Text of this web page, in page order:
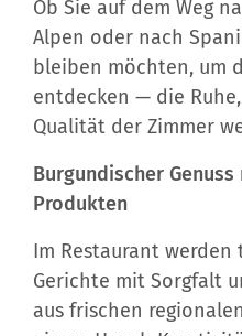
Ob Sie auf dem Weg
Alpen oder nach
bleiben möchten, um
entdecken — die
Qualität der Zimmer
Burgundischer
Produkten
Im Restaurant
Gerichte mit Sorgfalt
aus frischen